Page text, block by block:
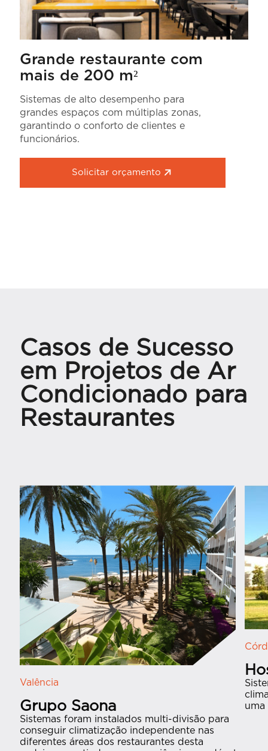
Grande restaurante com
mais de 200 m²
Sistemas de alto desempenho para
grandes espaços com múltiplas zonas,
garantindo o conforto de clientes e
funcionários.
Solicitar orçamento
Casos de Sucesso
em Projetos de Ar
Condicionado para
Restaurantes
Valência
Grupo Saona
Sistemas foram instalados multi-divisão para
conseguir climatização independente nas
diferentes áreas dos restaurantes desta
uma